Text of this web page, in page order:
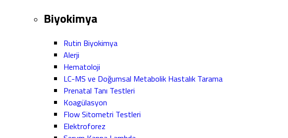
Biyokimya
Rutin Biyokimya
Alerji
Hematoloji
LC-MS ve Doğumsal Metabolik Hastalık Tarama
Prenatal Tanı Testleri
Koagülasyon
Flow Sitometri Testleri
Elektroforez